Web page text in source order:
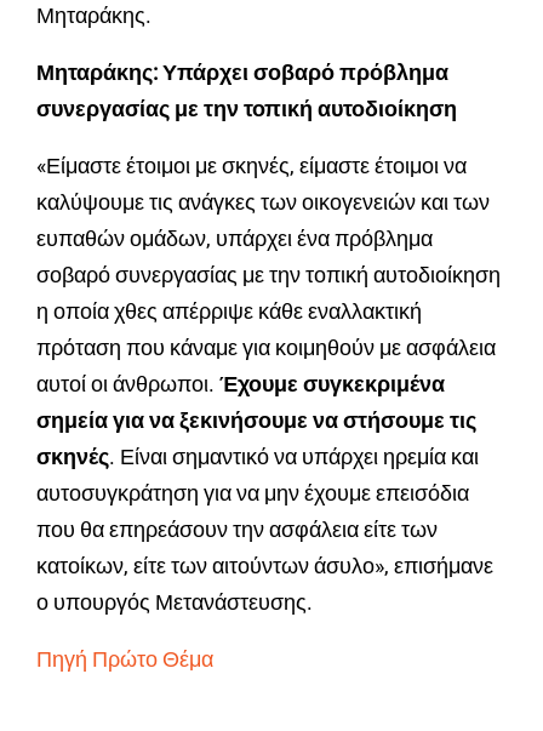
Μηταράκης.
Μηταράκης: Υπάρχει σοβαρό πρόβλημα
συνεργασίας με την τοπική αυτοδιοίκηση
«Είμαστε έτοιμοι με σκηνές, είμαστε έτοιμοι να
καλύψουμε τις ανάγκες των οικογενειών και των
ευπαθών ομάδων, υπάρχει ένα πρόβλημα
σοβαρό συνεργασίας με την τοπική αυτοδιοίκηση
η οποία χθες απέρριψε κάθε εναλλακτική
πρόταση που κάναμε για κοιμηθούν με ασφάλεια
αυτοί οι άνθρωποι. Έχουμε συγκεκριμένα
σημεία για να ξεκινήσουμε να στήσουμε τις
σκηνές. Είναι σημαντικό να υπάρχει ηρεμία και
αυτοσυγκράτηση για να μην έχουμε επεισόδια
που θα επηρεάσουν την ασφάλεια είτε των
κατοίκων, είτε των αιτούντων άσυλο», επισήμανε
ο υπουργός Μετανάστευσης.
Πηγή Πρώτο Θέμα